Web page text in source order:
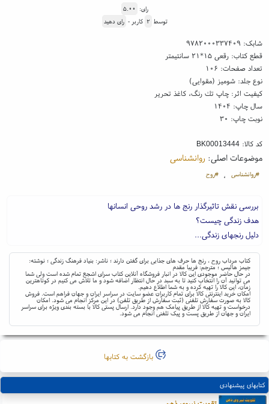
رای: ۵.۰۰
توسط ۲ کاربر - رای دهید
شابک: ۹۷۸۲۰۰۰۳۳۷۴۰۹
قطع کتاب: رقعی ۱۵*۲۱ سانتیمتر
تعداد صفحات: ۱۰۶
نوع جلد: شومیز (مقوایی)
کیفیت اثر: چاپ تك رنگ، کاغذ تحریر
سال چاپ: ۱۴۰۴
نوبت چاپ: ۳۰
کد کالا:BK00013444
موضوعات اصلی: روانشناسی
#روانشناسی ، #روح
بررسی نقش تاثیرگذار رنج ها در رشد روحی انسانها
هدف زندگی چیست؟
دلیل رنجهای زندگی...
کتاب مرداب روح ، رنج ها حرف های جذابی برای گفتن دارند ؛ ناشر: بنیاد فرهنگ زندگی ؛ نوشته:
جیمز هالیس ؛ مترجم: فریبا مقدم
در حال حاضر موجودی این کالا در انبار فروشگاه آنلاین کتاب سرای اشجع تمام شده است ولی شما
می توانید آن را انتخاب کنید تا به سبد در حال انتظار اضافه شود و ما تلاش می کنیم در کوتاهترین
زمان، این کالا را تهیه کرده و به شما اطلاع دهیم.
امکان خرید اینترنتی کالا برای تمام کاربران عضو سایت در سراسر ایران و جهان فراهم است. فروش
کالا به صورت سفارش تلفنی (ثبت سفارش از طریق تلفن) در این مرکز انجام می شود. امکان
درخواست و تهیه کالا از طریق پیامک هم وجود دارد. ارسال پستی کالا با بسته بندی ویژه برای سراسر
ایران و جهان از طریق پست و پیک تلفنی انجام می شود.
بازگشت به کتابها
کتابهای پیشنهادی